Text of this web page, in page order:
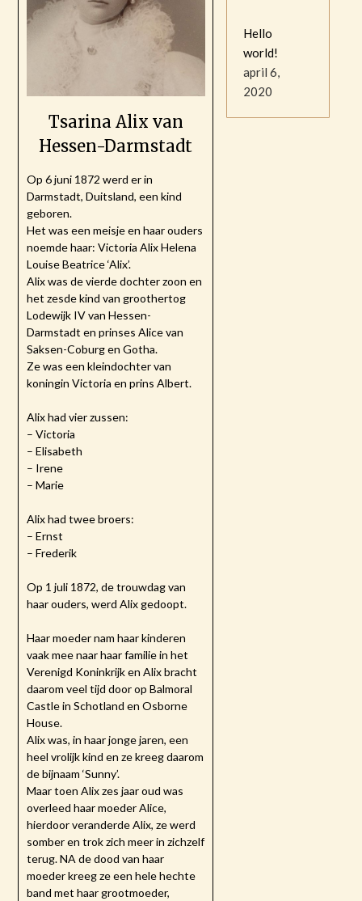
Tsarina Alix van
Hessen-Darmstadt
Op 6 juni 1872 werd er in
Darmstadt, Duitsland, een kind
geboren.
Het was een meisje en haar ouders
noemde haar: Victoria Alix Helena
Louise Beatrice ‘Alix’.
Alix was de vierde dochter zoon en
het zesde kind van groothertog
Lodewijk IV van Hessen-
Darmstadt en prinses Alice van
Saksen-Coburg en Gotha.
Ze was een kleindochter van
koningin Victoria en prins Albert.
Alix had vier zussen:
– Victoria
– Elisabeth
– Irene
– Marie
Alix had twee broers:
– Ernst
– Frederik
Op 1 juli 1872, de trouwdag van
haar ouders, werd Alix gedoopt.
Haar moeder nam haar kinderen
vaak mee naar haar familie in het
Verenigd Koninkrijk en Alix bracht
daarom veel tijd door op Balmoral
Castle in Schotland en Osborne
House.
Alix was, in haar jonge jaren, een
heel vrolijk kind en ze kreeg daarom
de bijnaam ‘Sunny’.
Maar toen Alix zes jaar oud was
overleed haar moeder Alice,
hierdoor veranderde Alix, ze werd
somber en trok zich meer in zichzelf
terug. NA de dood van haar
moeder kreeg ze een hele hechte
band met haar grootmoeder,
Hello
world!
april 6,
2020